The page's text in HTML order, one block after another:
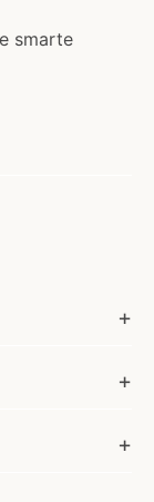
smarte